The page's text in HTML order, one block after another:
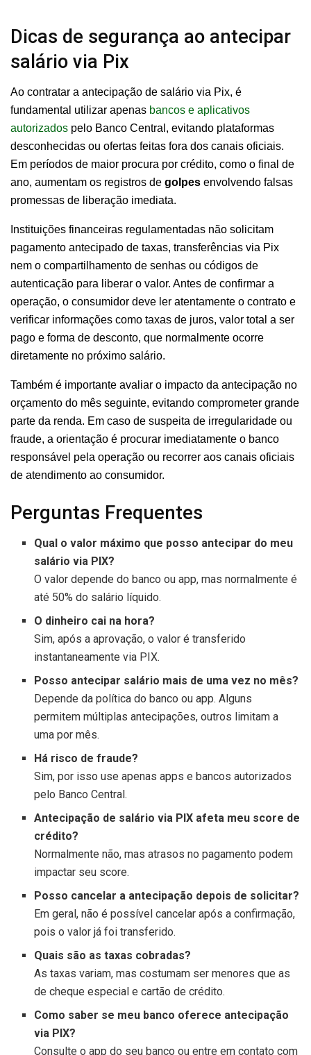
Dicas de segurança ao antecipar
salário via Pix
Ao contratar a antecipação de salário via Pix, é
fundamental utilizar apenas bancos e aplicativos
autorizados pelo Banco Central, evitando plataformas
desconhecidas ou ofertas feitas fora dos canais oficiais.
Em períodos de maior procura por crédito, como o final de
ano, aumentam os registros de golpes envolvendo falsas
promessas de liberação imediata.
Instituições financeiras regulamentadas não solicitam
pagamento antecipado de taxas, transferências via Pix
nem o compartilhamento de senhas ou códigos de
autenticação para liberar o valor. Antes de confirmar a
operação, o consumidor deve ler atentamente o contrato e
verificar informações como taxas de juros, valor total a ser
pago e forma de desconto, que normalmente ocorre
diretamente no próximo salário.
Também é importante avaliar o impacto da antecipação no
orçamento do mês seguinte, evitando comprometer grande
parte da renda. Em caso de suspeita de irregularidade ou
fraude, a orientação é procurar imediatamente o banco
responsável pela operação ou recorrer aos canais oficiais
de atendimento ao consumidor.
Perguntas Frequentes
Qual o valor máximo que posso antecipar do meu
salário via PIX?
O valor depende do banco ou app, mas normalmente é
até 50% do salário líquido.
O dinheiro cai na hora?
Sim, após a aprovação, o valor é transferido
instantaneamente via PIX.
Posso antecipar salário mais de uma vez no mês?
Depende da política do banco ou app. Alguns
permitem múltiplas antecipações, outros limitam a
uma por mês.
Há risco de fraude?
Sim, por isso use apenas apps e bancos autorizados
pelo Banco Central.
Antecipação de salário via PIX afeta meu score de
crédito?
Normalmente não, mas atrasos no pagamento podem
impactar seu score.
Posso cancelar a antecipação depois de solicitar?
Em geral, não é possível cancelar após a confirmação,
pois o valor já foi transferido.
Quais são as taxas cobradas?
As taxas variam, mas costumam ser menores que as
de cheque especial e cartão de crédito.
Como saber se meu banco oferece antecipação
via PIX?
Consulte o app do seu banco ou entre em contato com